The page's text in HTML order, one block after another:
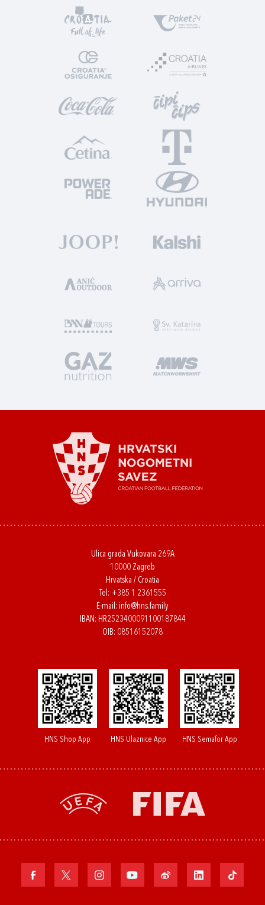
Ulica grada Vukovara 269A
10000 Zagreb
Hrvatska / Croatia
Tel: +385 1 2361555
E-mail: info@hns.family
IBAN: HR2523400091100187844
OIB: 08516152078
HNS Shop App HNS Ulaznice App HNS Semafor App